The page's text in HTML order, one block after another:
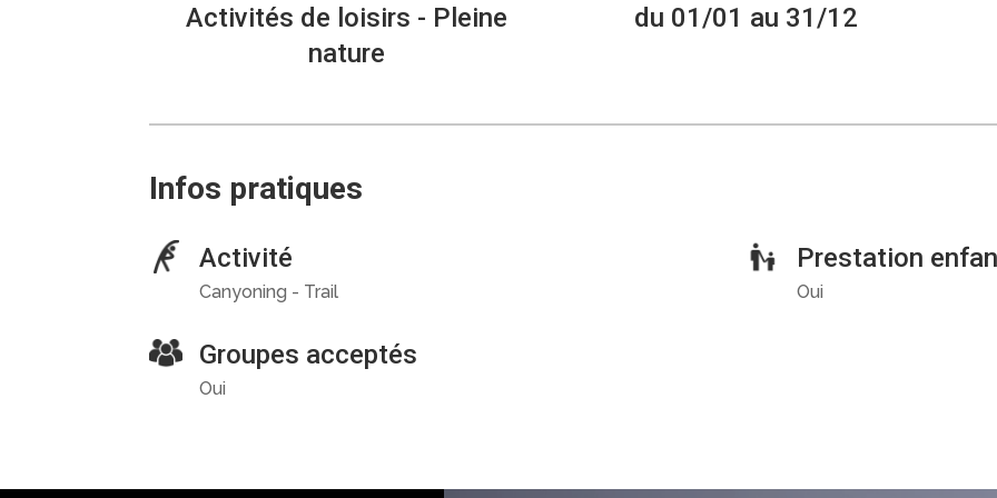
Activités de loisirs - Pleine
nature
du 01/01 au 31/12
Infos pratiques
Activité
Canyoning - Trail
Prestation
Oui
Groupes acceptés
Oui